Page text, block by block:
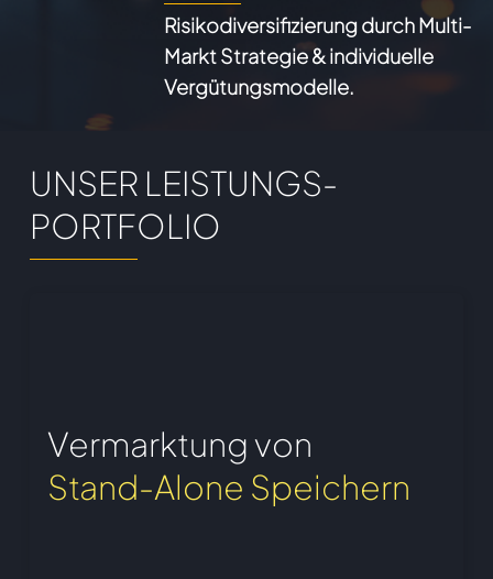
Risikodiversifizierung durch Multi-
Markt Strategie & individuelle
Vergütungsmodelle.
UNSER LEISTUNGS-
PORTFOLIO
Vermarktung von
Stand-Alone Speichern